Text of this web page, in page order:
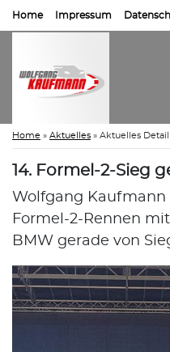
Home Impressum
Home » Aktuelles » Aktuelles Detail
14. Formel-2-Sieg
Wolfgang
Formel-2-Rennen
BMW gerade von